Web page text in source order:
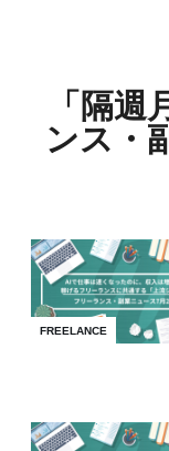
「隔週
ンス・
FREELANCE